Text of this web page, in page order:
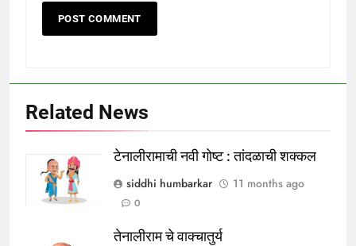
Related News
टेनालीरामाची नवी गोष्ट : तांदळाची शक्कल
siddhi humbarkar
11 months ago
0
तेनालीराम चे वाक्चातुर्य